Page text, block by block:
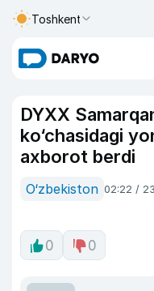
Toshkent
DYXX
ko‘chasidagi
axborot berdi
O‘zbekiston 02:22 /
0 0